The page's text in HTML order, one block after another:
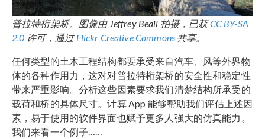
普拉特桁架桥。图像由 Jeffrey Beall 拍摄，已获CC BY-SA
2.0 许可，通过Flickr Creative Commons 共享。
任何类型的土木工程结构都要承受来自汽车、风等外界物
体的各种作用力，这对对普拉特桁架桥的安全性和稳定性
带来严重影响。分析这些因素要求我们清楚结构所承受的
载荷和桥的具体尺寸。计算 App 能够帮助我们评估上述因
素，易于使用的软件界面也赋予更多人强大的仿真能力。
我们来看一个例子……